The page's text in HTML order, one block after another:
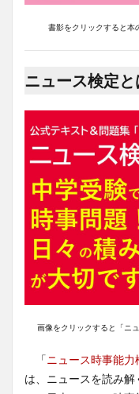
書影をクリックすると本
ニュース検定と
画像をクリックすると「ニ
「ニュース時事能力
は、ニュースを読み